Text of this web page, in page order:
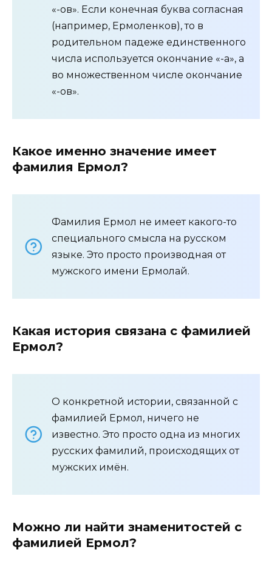
«-ов». Если конечная буква согласная
(например, Ермоленков), то в
родительном падеже единственного
числа используется окончание «-а», а
во множественном числе окончание
«-ов».
Какое именно значение имеет
фамилия Ермол?
Фамилия Ермол не имеет какого-то
специального смысла на русском
языке. Это просто производная от
мужского имени Ермолай.
Какая история связана с фамилией
Ермол?
О конкретной истории, связанной с
фамилией Ермол, ничего не
известно. Это просто одна из многих
русских фамилий, происходящих от
мужских имён.
Можно ли найти знаменитостей c
фамилией Ермол?